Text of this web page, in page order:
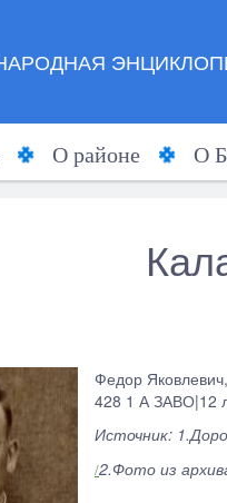
О районе О
Федор
428 1 А ЗАВО|12
Источник:
/2.Фото из